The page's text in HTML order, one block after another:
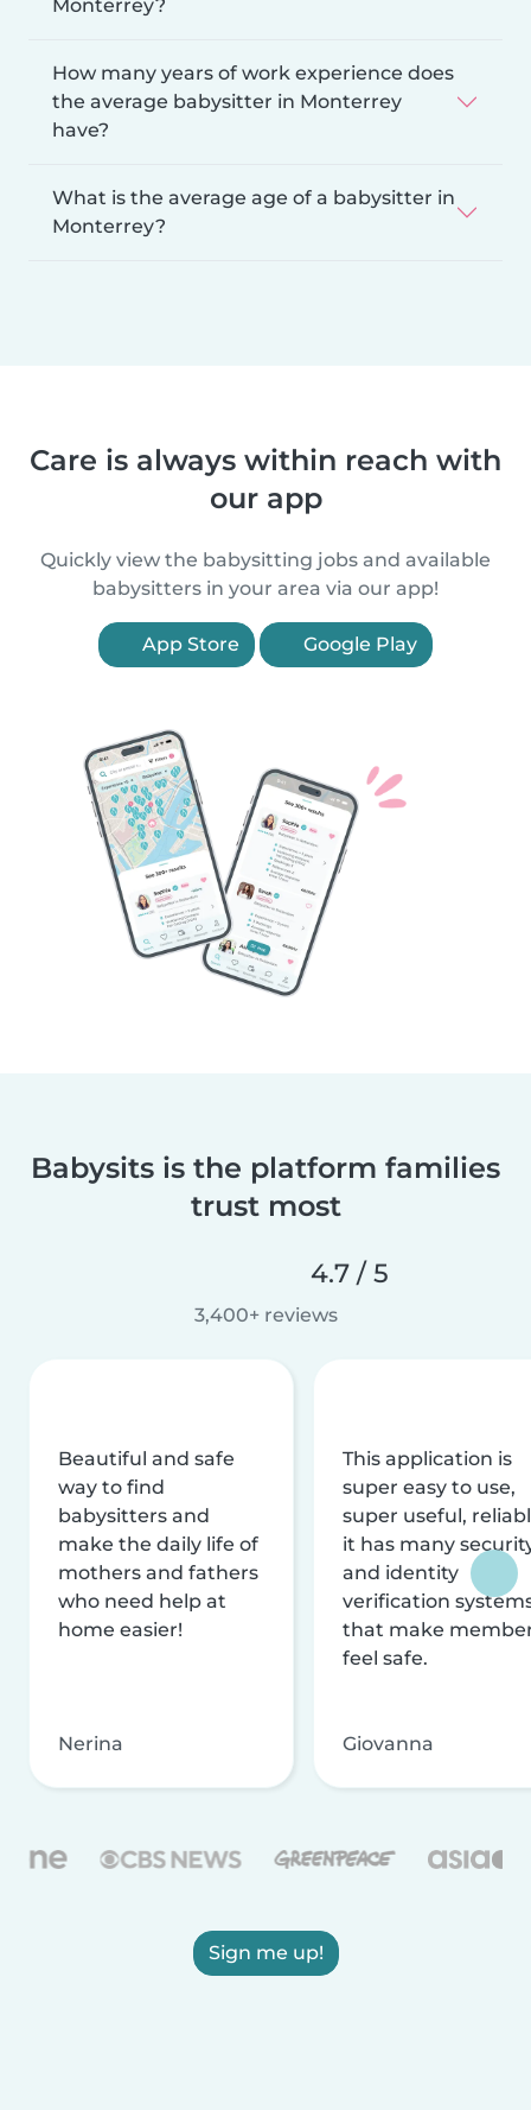
Monterrey?
How many years of work experience does
the average babysitter in Monterrey
have?
What is the average age of a babysitter in
Monterrey?
Care is always within reach with
our app
Quickly view the babysitting jobs and available
babysitters in your area via our app!
App Store Google Play
Babysits is the platform families
trust most
4.7 / 5
3,400+ reviews
Beautiful and safe
way to find
babysitters and
make the daily life of
mothers and fathers
who need help at
home easier!
Nerina
This application is
super easy to use,
super useful,
it has many
and identity
verification
that make
feel safe.
Giovanna
Sign me up!